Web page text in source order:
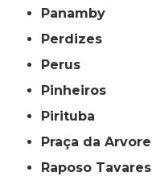
Panamby
Perdizes
Perus
Pinheiros
Pirituba
Praça da Arvore
Raposo Tavares